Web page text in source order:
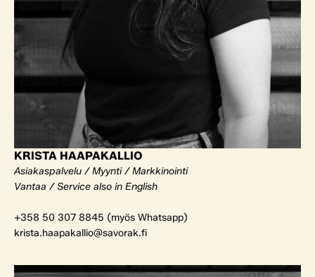
KRISTA HAAPAKALLIO
Asiakaspalvelu / Myynti / Markkinointi
Vantaa / Service also in English
+358 50 307 8845 (myös Whatsapp)
krista.haapakallio@savorak.fi